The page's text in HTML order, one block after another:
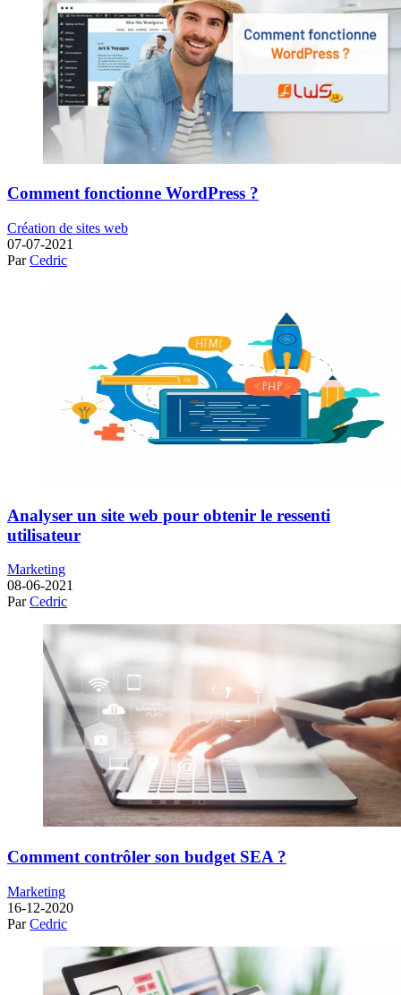
Comment fonctionne WordPress ?
Création de sites web
07-07-2021
ParCedric
Analyser un site web pour obtenir le ressenti
utilisateur
Marketing
08-06-2021
ParCedric
Comment contrôler son budget SEA ?
Marketing
16-12-2020
ParCedric